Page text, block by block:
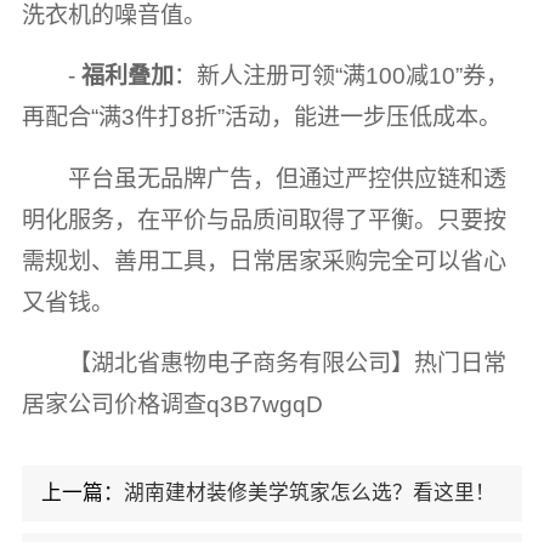
洗衣机的噪音值。
-福利叠加 ：新人注册可领“满100减10”券，
再配合“满3件打8折”活动，能进一步压低成本。
平台虽无品牌广告，但通过严控供应链和透
明化服务，在平价与品质间取得了平衡。只要按
需规划、善用工具，日常居家采购完全可以省心
又省钱。
【湖北省惠物电子商务有限公司】热门日常
居家公司价格调查q3B7wgqD
上一篇：湖南建材装修美学筑家怎么选？看这里！